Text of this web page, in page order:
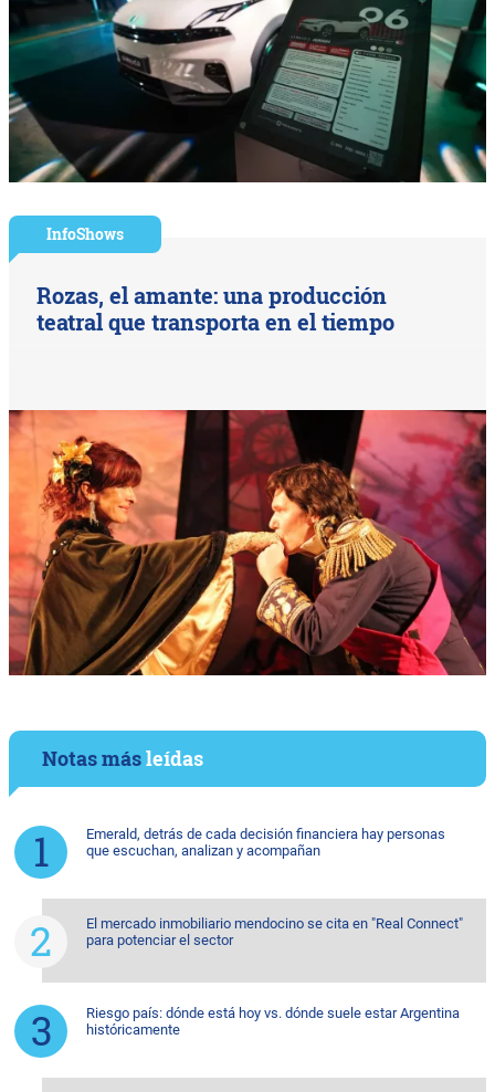
InfoShows
Rozas, el amante: una producción
teatral que transporta en el tiempo
Notas másleídas
Emerald, detrás de cada decisión financiera hay personas
que escuchan, analizan y acompañan
El mercado inmobiliario mendocino se cita en "Real Connect"
para potenciar el sector
Riesgo país: dónde está hoy vs. dónde suele estar Argentina
históricamente